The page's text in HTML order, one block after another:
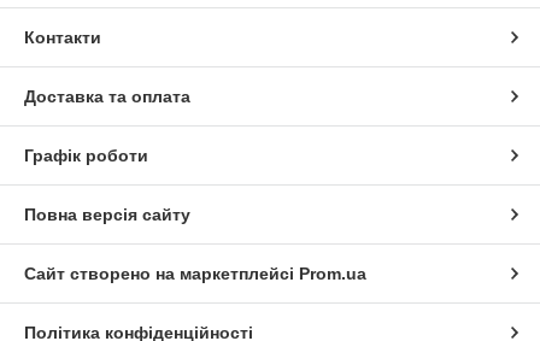
Контакти
Доставка та оплата
Графік роботи
Повна версія сайту
Сайт створено на маркетплейсі Prom.ua
Політика конфіденційності